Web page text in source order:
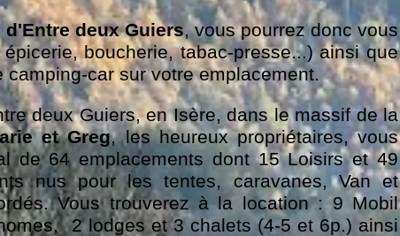
d'Entre deux Guiers, vous pourrez donc vous
boucherie, tabac-presse...) ainsi que
car sur votre emplacement.
deux Guiers, en Isère, dans le massif de la
et Greg, les heureux propriétaires, vous
de 64 emplacements dont 15 Loisirs et 49
nus pour les tentes, caravanes, Van et
Vous trouverez à la location : 9 Mobil
2 lodges et 3 chalets (4-5 et 6p.) ainsi